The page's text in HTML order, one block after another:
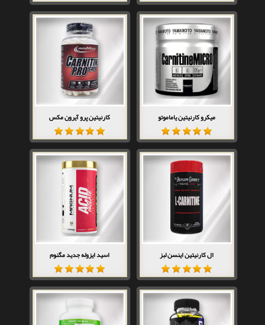
میکرو کارنیتین یاماموتو کارنیتین پرو آیرون مکس
ال کارنیتین اینسن لبز اسید ایزوله جدید مگنوم